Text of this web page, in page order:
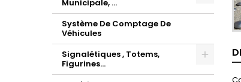
Municipale, ...
Système De Comptage De
Véhicules
Signalétiques , Totems,
Figurines...